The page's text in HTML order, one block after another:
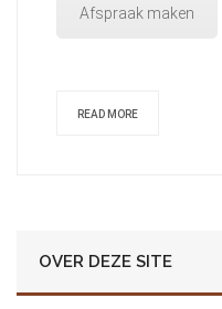
Afspraak maken
READ MORE
OVER DEZE SITE